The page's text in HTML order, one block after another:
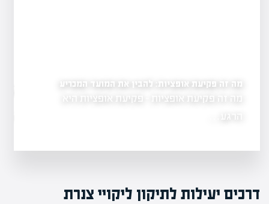
המהווה
מה זה פקיעת אופציות: להבין את המועד המכריע
מה זה פקיעת אופציות - פקיעת אופציות היא
מה זה אופציות בשוק
דרכים יעילות לתיקון ליקויי צנרת